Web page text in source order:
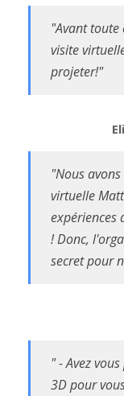
"Avant toute
visite
projeter!"
"Nous
virtuelle
expériences
! Donc,
secret pour
" - Avez
3D pour